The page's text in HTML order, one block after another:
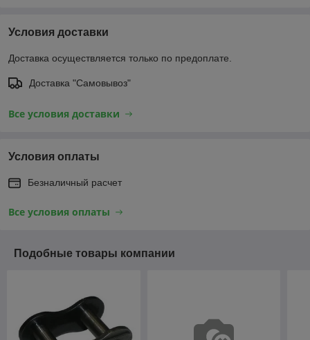
Условия доставки
Доставка осуществляется только по предоплате.
Доставка "Самовывоз"
Все условия доставки
Условия оплаты
Безналичный расчет
Все условия оплаты
Подобные товары компании